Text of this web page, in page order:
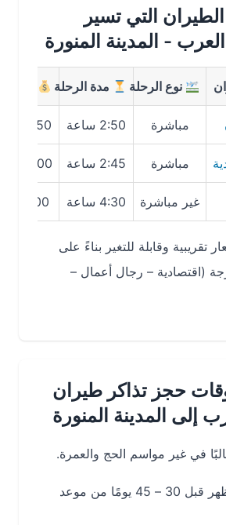
التي تسير
- المدينة المنورة
نوع الرحلة مدة الرحلة متوسط
مباشرة 2:50 ساعة 850 – 1100 ريال
مباشرة 2:45 ساعة 900 – 1250 ريال
مباشرة 4:30 ساعة 700 – 950 ريال
وقابلة للتغير بناءً على
– رجال أعمال –
حجز تذاكر طيران
المدينة المنورة
غير مواسم الحج والعمرة.
أفضل العروض تظهر قبل 30 – 45 يومًا من موعد